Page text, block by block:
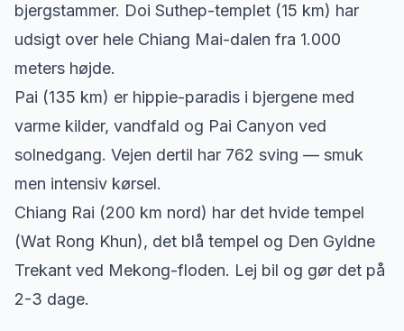
bjergstammer. Doi Suthep-templet (15 km) har
udsigt over hele Chiang Mai-dalen fra 1.000
meters højde.
Pai (135 km) er hippie-paradis i bjergene med
varme kilder, vandfald og Pai Canyon ved
solnedgang. Vejen dertil har 762 sving — smuk
men intensiv kørsel.
Chiang Rai (200 km nord) har det hvide tempel
(Wat Rong Khun), det blå tempel og Den Gyldne
Trekant ved Mekong-floden. Lej bil og gør det på
2-3 dage.